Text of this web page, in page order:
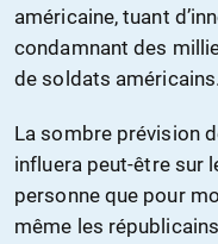
américaine, tuant
condamnant des
de soldats américains.
La sombre prévision
influera peut-être sur
personne que pour
même les